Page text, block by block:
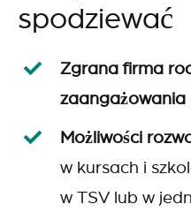
spodziewać
Zgrana firma
Możliwości
w kursach i
w TSV lub w